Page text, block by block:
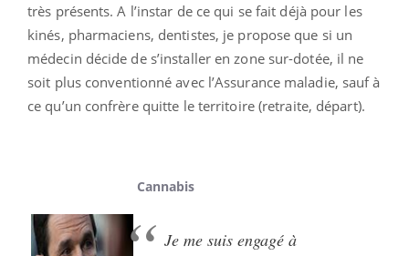
très présents. A l’instar de ce qui se fait déjà pour les
kinés, pharmaciens, dentistes, je propose que si un
médecin décide de s’installer en zone sur-dotée, il ne
soit plus conventionné avec l’Assurance maladie, sauf à
ce qu’un confrère quitte le territoire (retraite, départ).
Cannabis
Je me suis engagé à